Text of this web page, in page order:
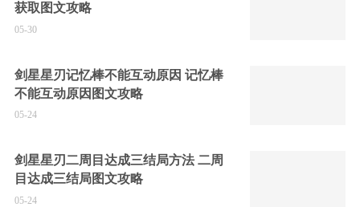
获取图文攻略
05-30
剑星星刃记忆棒不能互动原因 记忆棒
不能互动原因图文攻略
05-24
剑星星刃二周目达成三结局方法 二周
目达成三结局图文攻略
05-24